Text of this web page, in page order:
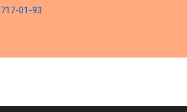
01-93